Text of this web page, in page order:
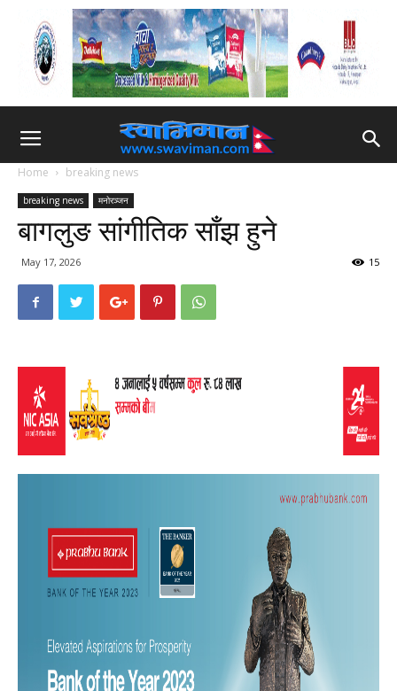
Home breaking news
breaking news मनोरञ्जन
बागलुङ सांगीतिक साँझ हुने
May 17, 2026 15